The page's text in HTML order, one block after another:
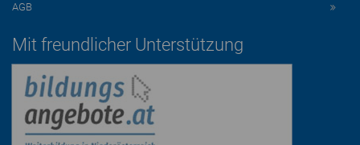
AGB
Mit freundlicher Unterstützung